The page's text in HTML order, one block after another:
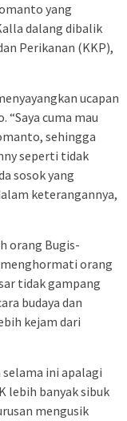
yang
dalang dibalik
Perikanan (KKP),
ucapan
cuma mau
sehingga
seperti tidak
sosok yang
keterangannya,
orang Bugis-
orang
tidak gampang
budaya dan
kejam dari
ini apalagi
lebih banyak sibuk
mengusik